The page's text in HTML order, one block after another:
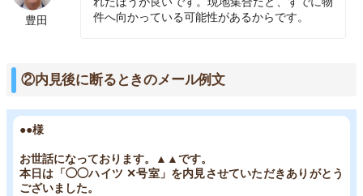
豊田
件へ向かっている可能性があるからです。
②内見後に断るときのメール例文
●●様
お世話になっております。▲▲です。
本日は「◯◯ハイツ ✕号室」を内見させていただきありがとう
ございました。